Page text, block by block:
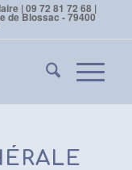
| 09 72 81 72 68 |
de Blossac - 79400